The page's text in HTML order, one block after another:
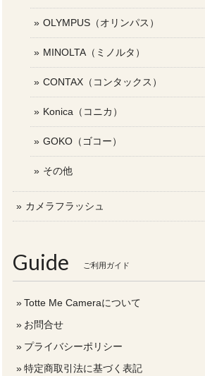
OLYMPUS（オリンパス）
MINOLTA（ミノルタ）
CONTAX（コンタックス）
Konica（コニカ）
GOKO（ゴコー）
その他
カメラフラッシュ
Guide ご利用ガイド
Totte Me Cameraについて
お問合せ
プライバシーポリシー
特定商取引法に基づく表記